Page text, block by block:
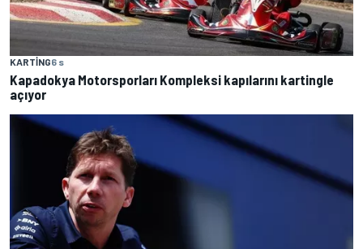
KARTING6 s
Kapadokya Motorsporları Kompleksi kapılarını kartingle
açıyor